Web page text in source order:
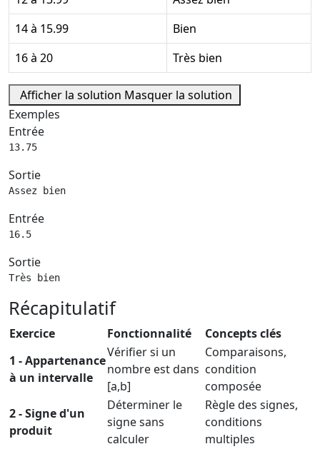
14 à 15.99
Bien
16 à 20
Très bien
Afficher la solution Masquer la solution
Exemples
Entrée
13.75
Sortie
Assez bien
Entrée
16.5
Sortie
Très bien
Récapitulatif
Exercice Fonctionnalité
Concepts clés
1 - Appartenance
à un intervalle
Vérifier si un
nombre est dans
[a,b]
Comparaisons,
condition
composée
2 - Signe d'un
produit
Déterminer le
signe sans
calculer
Règle des signes,
conditions
multiples